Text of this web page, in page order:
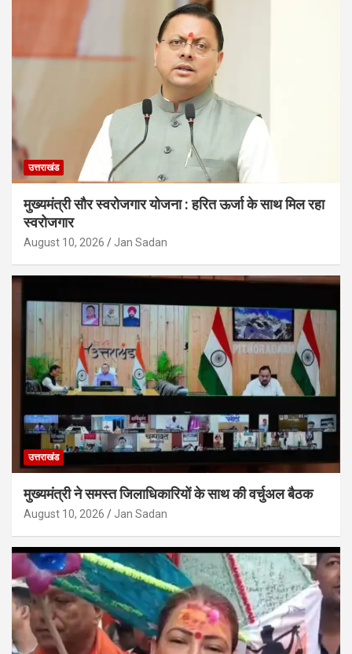
उत्तराखंड
मुख्यमंत्री सौर स्वरोजगार योजना : हरित ऊर्जा के साथ मिल रहा
स्वरोजगार
August 10, 2026 Jan Sadan
उत्तराखंड
मुख्यमंत्री ने समस्त जिलाधिकारियों के साथ की वर्चुअल बैठक
August 10, 2026 Jan Sadan